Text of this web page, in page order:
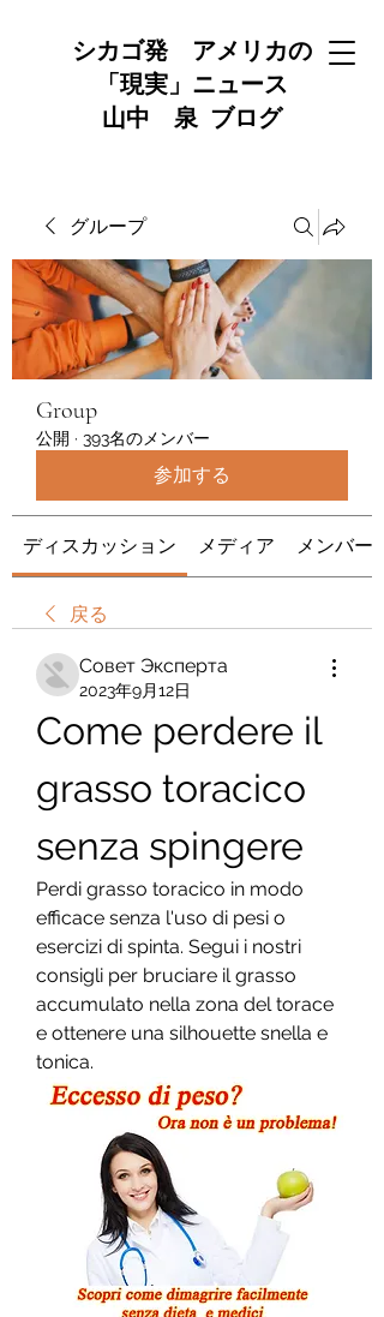
シカゴ発 アメリカの
「現実」ニュース
山中 泉 ブログ
グループ
Group
公開 · 393名のメンバー
参加する
ディスカッション メディア メンバー
戻る
Совет Эксперта
2023年9月12日
Come perdere il
grasso toracico
senza spingere
Perdi grasso toracico in modo
efficace senza l'uso di pesi o
esercizi di spinta. Segui i nostri
consigli per bruciare il grasso
accumulato nella zona del torace
e ottenere una silhouette snella e
tonica.